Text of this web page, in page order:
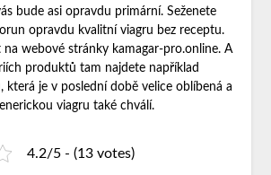
bude asi opravdu primární. Seženete
opravdu kvalitní viagru bez receptu.
na webové stránky kamagar-pro.online. A
produktů tam najdete například
která je v poslední době velice oblíbená a
viagru také chválí.
4.2/5 - (13 votes)